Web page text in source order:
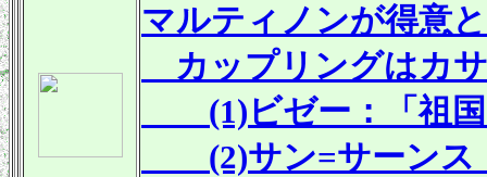
マルティノンが得意
カップリングはカ
(1)ビゼー：「祖国
(2)サン=サーンス